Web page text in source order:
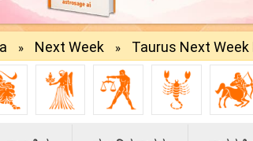
» Next Week » Taurus Next